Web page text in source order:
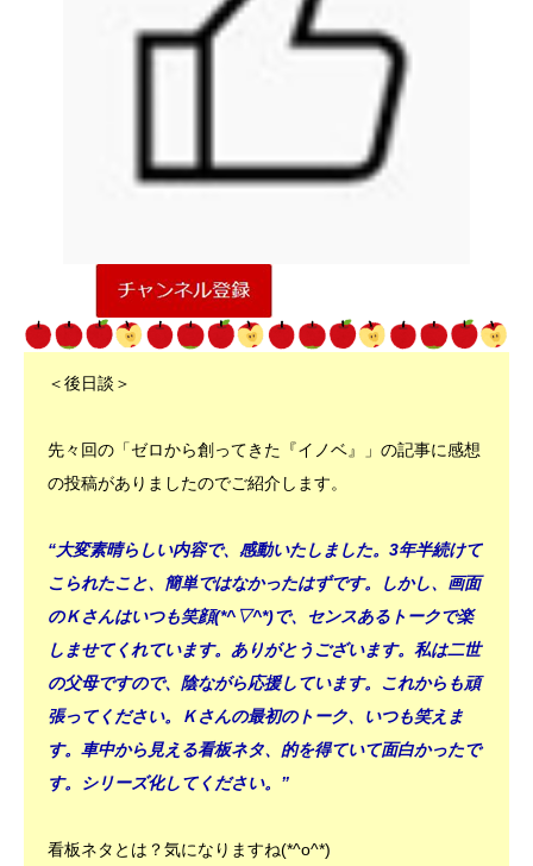
＜後日談＞
先々回の「ゼロから創ってきた『イノベ』」の記事に感想
の投稿がありましたのでご紹介します。
“大変素晴らしい内容で、感動いたしました。3年半続けて
こられたこと、簡単ではなかったはずです。しかし、画面
のＫさんはいつも笑顔(*^▽^*)で、センスあるトークで楽
しませてくれています。ありがとうございます。私は二世
の父母ですので、陰ながら応援しています。これからも頑
張ってください。Ｋさんの最初のトーク、いつも笑えま
す。車中から見える看板ネタ、的を得ていて面白かったで
す。シリーズ化してください。”
看板ネタとは？気になりますね(*^o^*)